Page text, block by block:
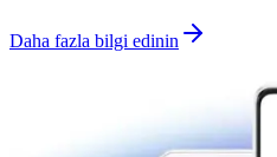
Daha fazla bilgi edinin